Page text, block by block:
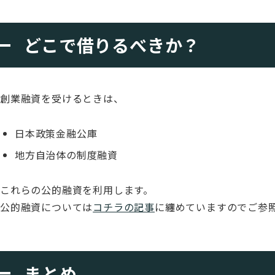
どこで借りるべきか？
創業融資を受けるときは、
日本政策金融公庫
地方自治体の制度融資
これらの公的融資を利用します。
公的融資についてはコチラの記事に纏めていますのでご参